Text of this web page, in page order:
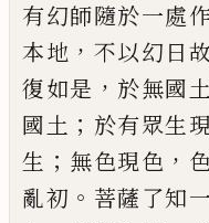
有幻師隨於一處
本地 ， 不以幻日
復如是 ， 於無國
國土 ； 於有眾生
生 ； 無色現色 ，
亂初 。 菩薩了知